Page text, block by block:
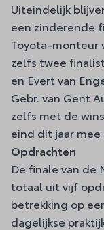
Uiteindelijk
een zinderende
Toyota-monteur
zelfs twee
en Evert van
Gebr. van Gent
zelfs met de
eind dit jaar mee
Opdrachten
De finale van de
totaal uit vijf
betrekking op
dagelijkse